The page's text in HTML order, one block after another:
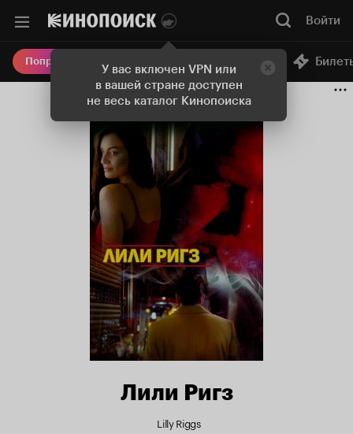
У вас включен VPN или
в вашей стране доступен
не весь каталог Кинопоиска
Войти
Попробовать Плюс Онлайн-кинотеатр
Лили Ригз
Lilly Riggs